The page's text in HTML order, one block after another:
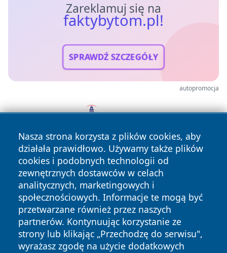
Zareklamuj się na
faktybytom.pl!
SPRAWDŹ SZCZEGÓŁY
autopromocja
Nasza strona korzysta z plików cookies, aby
działała prawidłowo. Używamy także plików
cookies i podobnych technologii od
zewnętrznych dostawców w celach
analitycznych, marketingowych i
społecznościowych. Informacje te mogą być
przetwarzane również przez naszych
partnerów. Kontynuując korzystanie ze
strony lub klikając „Przechodzę do serwisu",
wyrażasz zgodę na użycie dodatkowych
Copyright © 2026 faktybytom.pl Wszystkie prawa zastrzeżone.
Polityka Polityka